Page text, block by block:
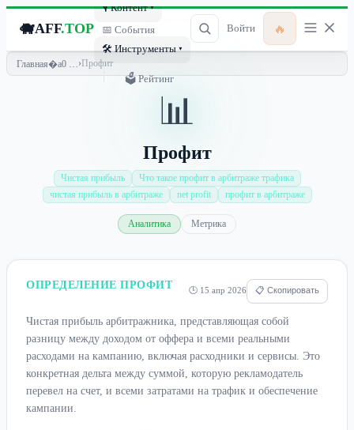
🐗AFF.TOP
🎙 Контент ▾
📅 События
🛠 Инструменты ▾
🗳 Рейтинг
Войти 🔥
Главная › Профит
📊
Профит
Чистая прибыль
Что такое профит в арбитраже трафика
чистая прибыль в арбитраже
net profit профит в арбитраже
Аналитика Метрика
ОПРЕДЕЛЕНИЕ ПРОФИТ 🕒 15 апр 2026 📋 Скопировать
Чистая прибыль арбитражника, представляющая собой
разницу между доходом от оффера и всеми реальными
расходами на кампанию, включая расходники и сервисы. Это
конкретная дельта между суммой, которую рекламодатель
перевел на счет, и всеми затратами на трафик и обеспечение
кампании.